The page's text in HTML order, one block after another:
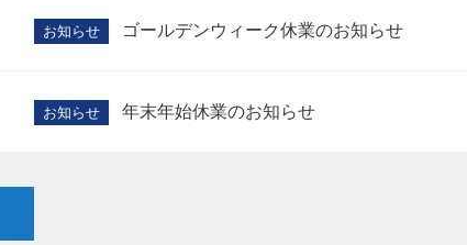
お知らせ ゴールデンウィーク休業のお知らせ
お知らせ 年末年始休業のお知らせ